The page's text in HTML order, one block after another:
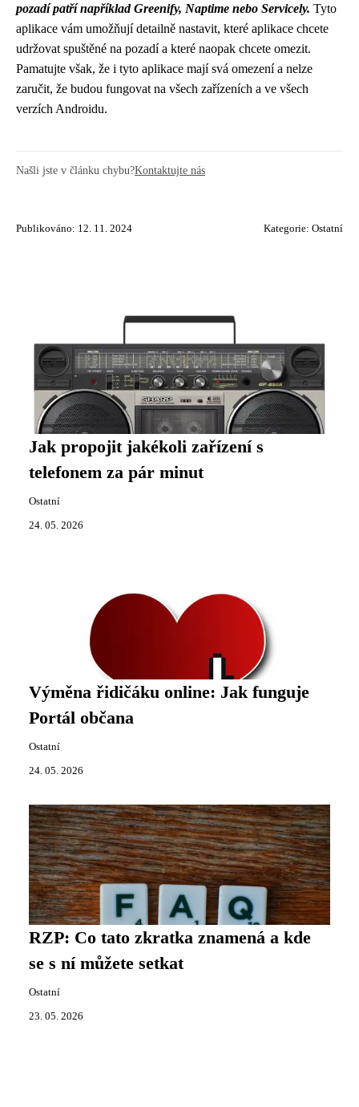
pozadí patří například Greenify, Naptime nebo Servicely. Tyto
aplikace vám umožňují detailně nastavit, které aplikace chcete
udržovat spuštěné na pozadí a které naopak chcete omezit.
Pamatujte však, že i tyto aplikace mají svá omezení a nelze
zaručit, že budou fungovat na všech zařízeních a ve všech
verzích Androidu.
Našli jste v článku chybu?Kontaktujte nás
Publikováno: 12. 11. 2024 Kategorie: Ostatní
Jak propojit jakékoli zařízení s
telefonem za pár minut
Ostatní
24. 05. 2026
Výměna řidičáku online: Jak funguje
Portál občana
Ostatní
24. 05. 2026
RZP: Co tato zkratka znamená a kde
se s ní můžete setkat
Ostatní
23. 05. 2026